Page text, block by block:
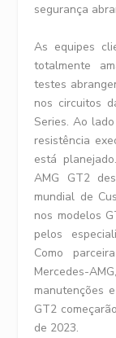
segurança
As equipes
totalmente
testes
nos circuitos
Series. Ao
resistência
está
AMG GT2
mundial de
nos modelos
pelos
Como
Mercedes-
manutenções
GT2
de 2023.